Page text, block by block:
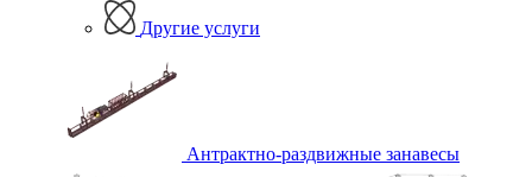
Другие услуги
Антрактно-раздвижные занавесы